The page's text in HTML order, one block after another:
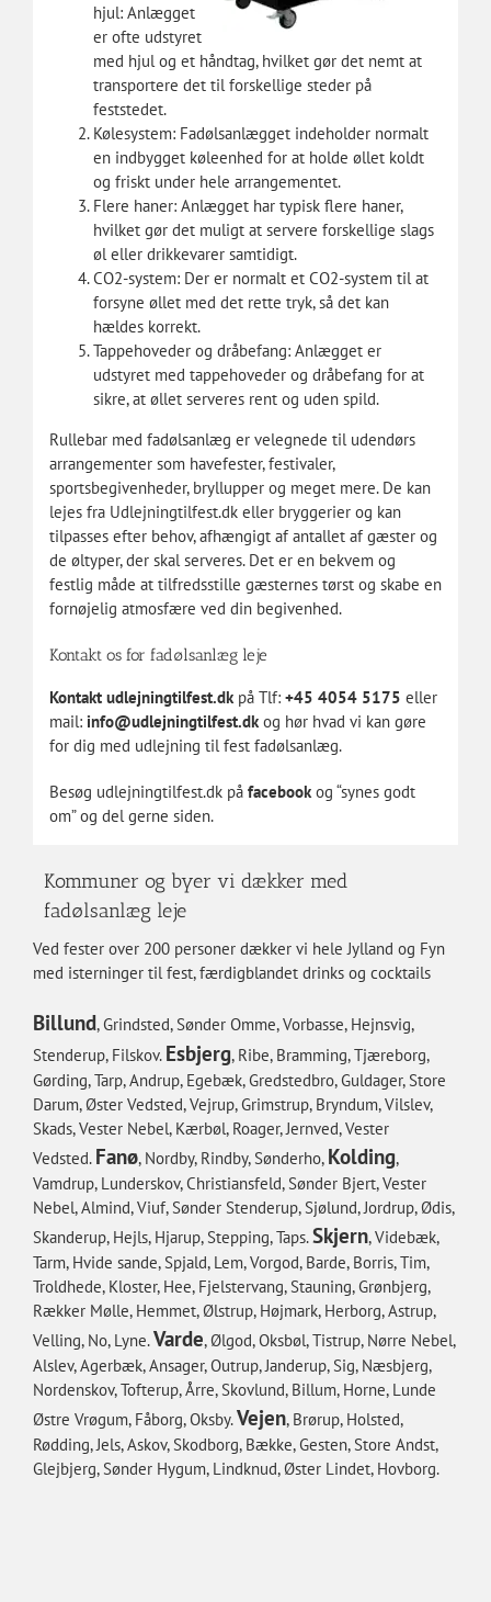
hjul: Anlægget
er ofte udstyret
med hjul og et håndtag, hvilket gør det nemt at
transportere det til forskellige steder på
feststedet.
Kølesystem: Fadølsanlægget indeholder normalt
en indbygget køleenhed for at holde øllet koldt
og friskt under hele arrangementet.
Flere haner: Anlægget har typisk flere haner,
hvilket gør det muligt at servere forskellige slags
øl eller drikkevarer samtidigt.
CO2-system: Der er normalt et CO2-system til at
forsyne øllet med det rette tryk, så det kan
hældes korrekt.
Tappehoveder og dråbefang: Anlægget er
udstyret med tappehoveder og dråbefang for at
sikre, at øllet serveres rent og uden spild.
Rullebar med fadølsanlæg er velegnede til udendørs
arrangementer som havefester, festivaler,
sportsbegivenheder, bryllupper og meget mere. De kan
lejes fra Udlejningtilfest.dk eller bryggerier og kan
tilpasses efter behov, afhængigt af antallet af gæster og
de øltyper, der skal serveres. Det er en bekvem og
festlig måde at tilfredsstille gæsternes tørst og skabe en
fornøjelig atmosfære ved din begivenhed.
Kontakt os for fadølsanlæg leje
Kontakt udlejningtilfest.dkpå Tlf:+45 4054 5175 eller
mail: info@udlejningtilfest.dkog hør hvad vi kan gøre
for dig med udlejning til fest fadølsanlæg.
Besøg udlejningtilfest.dk på facebookog “synes godt
om” og del gerne siden.
Kommuner og byer vi dækker med
fadølsanlæg leje
Ved fester over 200 personer dækker vi hele Jylland og Fyn
med isterninger til fest, færdigblandet drinks og cocktails
Billund, Grindsted, Sønder Omme, Vorbasse, Hejnsvig,
Stenderup, Filskov. Esbjerg, Ribe, Bramming, Tjæreborg,
Gørding, Tarp, Andrup, Egebæk, Gredstedbro, Guldager, Store
Darum, Øster Vedsted, Vejrup, Grimstrup, Bryndum, Vilslev,
Skads, Vester Nebel, Kærbøl, Roager, Jernved, Vester
Vedsted. Fanø, Nordby, Rindby, Sønderho, Kolding,
Vamdrup, Lunderskov, Christiansfeld, Sønder Bjert, Vester
Nebel, Almind, Viuf, Sønder Stenderup, Sjølund, Jordrup, Ødis,
Skanderup, Hejls, Hjarup, Stepping, Taps.Skjern, Videbæk,
Tarm, Hvide sande, Spjald, Lem, Vorgod, Barde, Borris, Tim,
Troldhede, Kloster, Hee, Fjelstervang, Stauning, Grønbjerg,
Rækker Mølle, Hemmet, Ølstrup, Højmark, Herborg, Astrup,
Velling, No, Lyne.Varde, Ølgod, Oksbøl, Tistrup, Nørre Nebel,
Alslev, Agerbæk, Ansager, Outrup, Janderup, Sig, Næsbjerg,
Nordenskov, Tofterup, Årre, Skovlund, Billum, Horne, Lunde
Østre Vrøgum, Fåborg, Oksby.Vejen, Brørup, Holsted,
Rødding, Jels, Askov, Skodborg, Bække, Gesten, Store Andst,
Glejbjerg, Sønder Hygum, Lindknud, Øster Lindet, Hovborg.